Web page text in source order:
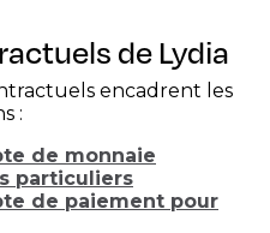
de Lydia
encadrent les
:
de monnaie
particuliers
de paiement pour